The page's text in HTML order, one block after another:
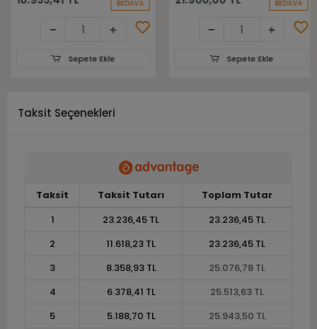
BEDAVA
Sepete Ekle
BEDAVA
Sepete Ekle
Taksit Seçenekleri
Taksit Taksit Tutarı
Toplam Tutar
1
23.236,45 TL
23.236,45 TL
2
11.618,23 TL
23.236,45 TL
3
8.358,93 TL
25.076,78 TL
4
6.378,41 TL
25.513,63 TL
5
5.188,70 TL
25.943,50 TL